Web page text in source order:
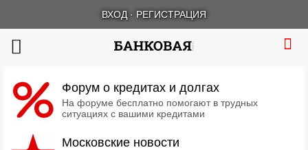
ВХОД · РЕГИСТРАЦИЯ
Форум о кредитах и долгах
На форуме бесплатно помогают в трудных
ситуациях с вашими кредитами
Московские новости